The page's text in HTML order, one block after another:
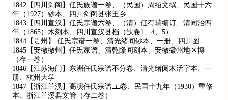
1842【四川剑阁】任氏族谱一卷、（民国）周绍文撰、民国十六
年（1927）钞本、四川剑阁县张王乡
1843【四川宣汉】任氏宗谱六卷、（清）任有瑞编订、清同治四
年（1865）木刻本、四川宣汉县档（缺卷1、4、5）
1844【贵州】 任氏宗谱一卷、清光绪间钞本、一册、四川图
1845【安徽徽州】任氏家谱、清乾隆间刻本、安徽徽州地区博
（存一卷）
1846【江苏海门】东洲任氏宗谱不分卷、清光绪阅木活字本、一
册、杭州大学
1847【浙江兰溪】高演任氏宗谱□□卷、民国十九年（1930）重修
本、浙江兰溪县文管（存二卷）